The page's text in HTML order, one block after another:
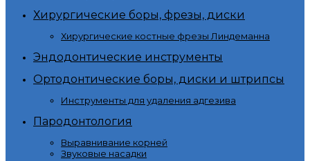
Хирургические боры, фрезы, диски
Хирургические костные фрезы Линдеманна
Эндодонтические инструменты
Ортодонтические боры, диски и штрипсы
Инструменты для удаления адгезива
Пародонтология
Выравнивание корней
Звуковые насадки